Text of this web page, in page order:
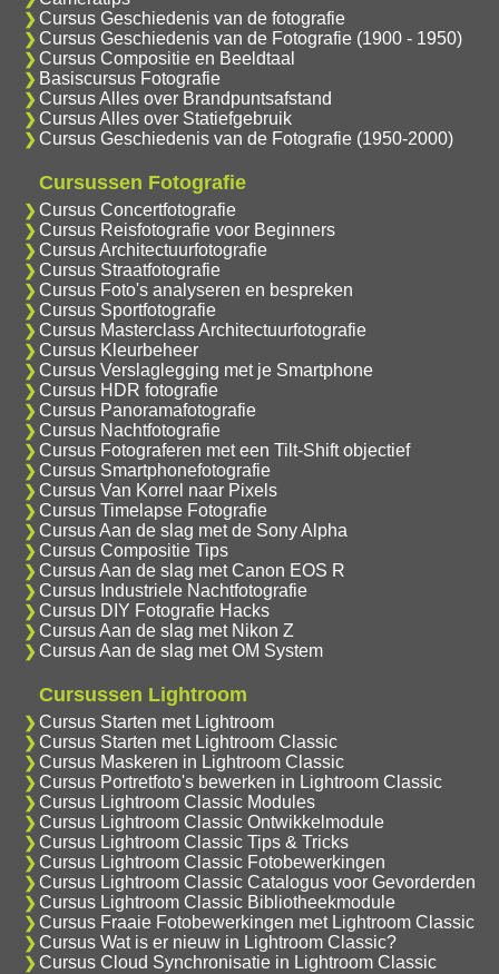
Cursus Geschiedenis van de fotografie
Cursus Geschiedenis van de Fotografie (1900 - 1950)
Cursus Compositie en Beeldtaal
Basiscursus Fotografie
Cursus Alles over Brandpuntsafstand
Cursus Alles over Statiefgebruik
Cursus Geschiedenis van de Fotografie (1950-2000)
Cursussen Fotografie
Cursus Concertfotografie
Cursus Reisfotografie voor Beginners
Cursus Architectuurfotografie
Cursus Straatfotografie
Cursus Foto's analyseren en bespreken
Cursus Sportfotografie
Cursus Masterclass Architectuurfotografie
Cursus Kleurbeheer
Cursus Verslaglegging met je Smartphone
Cursus HDR fotografie
Cursus Panoramafotografie
Cursus Nachtfotografie
Cursus Fotograferen met een Tilt-Shift objectief
Cursus Smartphonefotografie
Cursus Van Korrel naar Pixels
Cursus Timelapse Fotografie
Cursus Aan de slag met de Sony Alpha
Cursus Compositie Tips
Cursus Aan de slag met Canon EOS R
Cursus Industriele Nachtfotografie
Cursus DIY Fotografie Hacks
Cursus Aan de slag met Nikon Z
Cursus Aan de slag met OM System
Cursussen Lightroom
Cursus Starten met Lightroom
Cursus Starten met Lightroom Classic
Cursus Maskeren in Lightroom Classic
Cursus Portretfoto's bewerken in Lightroom Classic
Cursus Lightroom Classic Modules
Cursus Lightroom Classic Ontwikkelmodule
Cursus Lightroom Classic Tips & Tricks
Cursus Lightroom Classic Fotobewerkingen
Cursus Lightroom Classic Catalogus voor Gevorderden
Cursus Lightroom Classic Bibliotheekmodule
Cursus Fraaie Fotobewerkingen met Lightroom Classic
Cursus Wat is er nieuw in Lightroom Classic?
Cursus Cloud Synchronisatie in Lightroom Classic